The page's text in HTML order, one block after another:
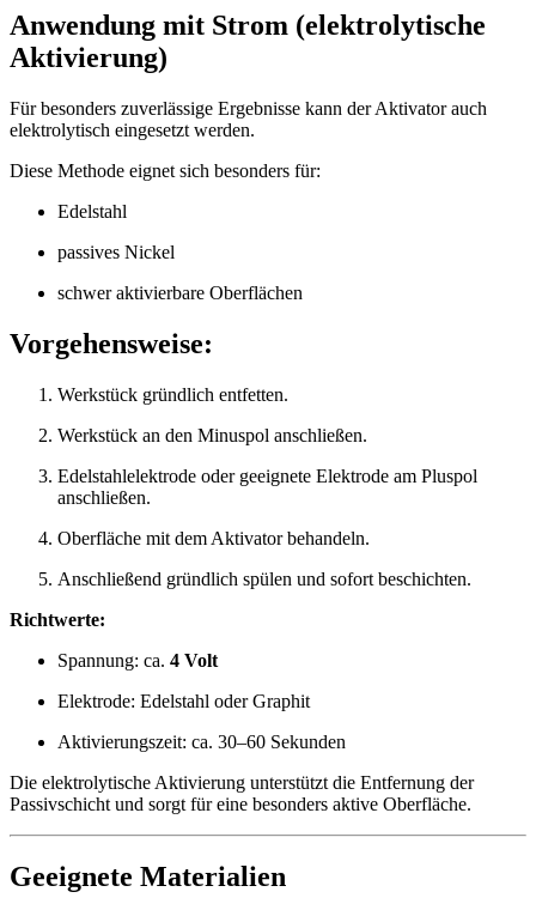
Anwendung mit Strom (elektrolytische
Aktivierung)
Für besonders zuverlässige Ergebnisse kann der Aktivator auch
elektrolytisch eingesetzt werden.
Diese Methode eignet sich besonders für:
Edelstahl
passives Nickel
schwer aktivierbare Oberflächen
Vorgehensweise:
Werkstück gründlich entfetten.
Werkstück an den Minuspol anschließen.
Edelstahlelektrode oder geeignete Elektrode am Pluspol
anschließen.
Oberfläche mit dem Aktivator behandeln.
Anschließend gründlich spülen und sofort beschichten.
Richtwerte:
Spannung: ca. 4 Volt
Elektrode: Edelstahl oder Graphit
Aktivierungszeit: ca. 30–60 Sekunden
Die elektrolytische Aktivierung unterstützt die Entfernung der
Passivschicht und sorgt für eine besonders aktive Oberfläche.
Geeignete Materialien